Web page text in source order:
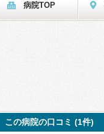
病院TOP
この病院の口コミ (1件)